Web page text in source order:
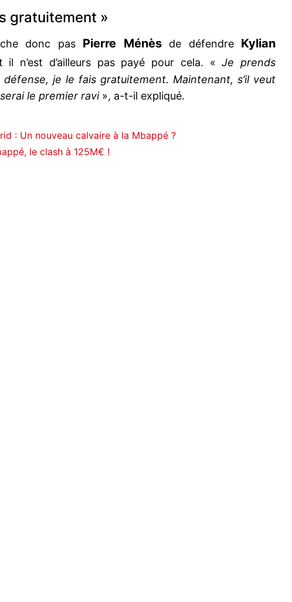
gratuitement »
donc pas Pierre Ménèsde défendre Kylian
il n’est d’ailleurs pas payé pour cela. «Je prends
défense, je le fais gratuitement. Maintenant, s’il veut
le premier ravi», a-t-il expliqué.
: Un nouveau calvaire à la Mbappé ?
le clash à 125M€ !